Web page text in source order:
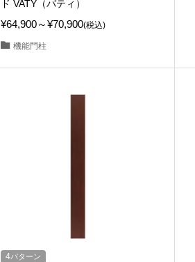
ド VATY（バティ）
¥64,900～¥70,900(税込)
機能門柱
4パターン